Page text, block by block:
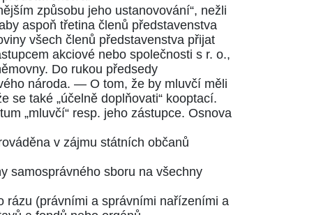
způsobu jeho ustanovování“, nežli
aspoň třetina členů představenstva
všech členů představenstva přijat
akciové nebo společnosti s r. o.,
Do rukou předsedy
národa. — O tom, že by mluvčí měli
se také „účelně doplňovati“ kooptací.
„mluvčí“ resp. jeho zástupce. Osnova
v zájmu státních občanů
samosprávného sboru na všechny
rázu (právními a správními nařízeními a